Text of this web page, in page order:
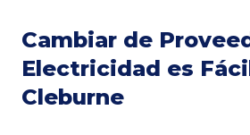
Cambiar de
Electricidad es
Cleburne